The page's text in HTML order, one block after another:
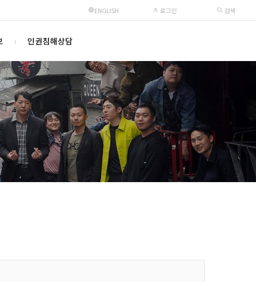
ENGLISH 로그인 검색
인권침해상담